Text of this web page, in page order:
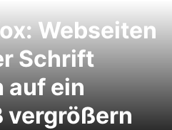
Webseiten
Schrift
auf ein
vergrößern